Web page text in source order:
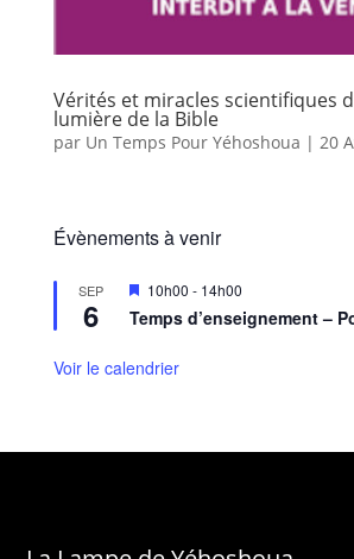
Vérités et miracles scientifiques
lumière de la Bible
par Un Temps Pour Yéhoshoua | 20
Évènements à venir
SEP
6
M
s
n
10h00 - 14h00
Temps d’enseignement –
Voir le calendrier